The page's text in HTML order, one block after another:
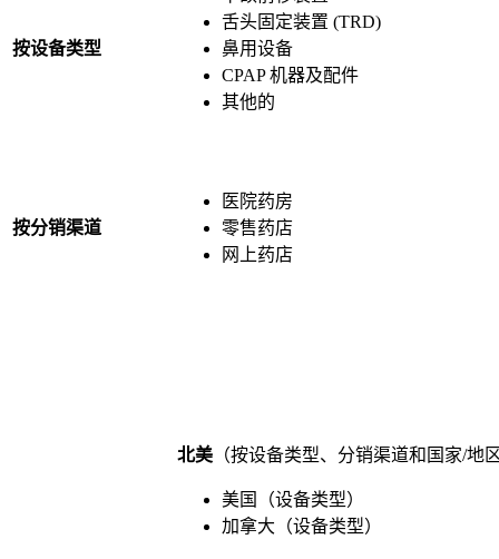
按设备类型
舌头固定装置 (TRD)
鼻用设备
CPAP 机器及配件
其他的
按分销渠道
医院药房
零售药店
网上药店
北美 （按设备类型、分销渠道和国家/地
美国（设备类型）
加拿大（设备类型）